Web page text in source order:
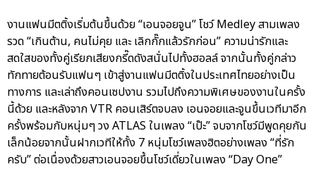
งานแฟนมีตติ้งเริ่มต้นขึ้นด้วย “เอนจอยจูน” โชว์ Medley สามเพลง
รวด “เกินต้าน, คนไม่คุย และ เลิกกั๊กแล้วรักก่อน” ความน่ารักและ
สดใสของทั้งคู่เรียกเสียงกรี๊ดดังสนั่นไปทั้งฮอลล์ จากนั้นทั้งคู่กล่าว
ทักทายต้อนรับแฟนๆ เข้าสู่งานแฟนมีตติ้งในประเทศไทยอย่างเป็น
ทางการ และเล่าถึงคอนเซปงาน รวมไปถึงความพิเศษของงานในครั้ง
นี้ด้วย และหลังจาก VTR คอนเสิร์ตจบลง เอนจอยและจูนขึ้นเวทีมาอีก
ครั้งพร้อมกับหนุ่มๆ วง ATLAS ในเพลง “เป๊ะ” จบจากโชว์มีพูดคุยกัน
เล็กน้อยจากนั้นฝากเวทีให้ทั้ง 7 หนุ่มโชว์เพลงฮิตอย่างเพลง “ที่รัก
ครับ” ต่อเนื่องด้วยสาวเอนจอยขึ้นโชว์เดี่ยวในเพลง “Day One”